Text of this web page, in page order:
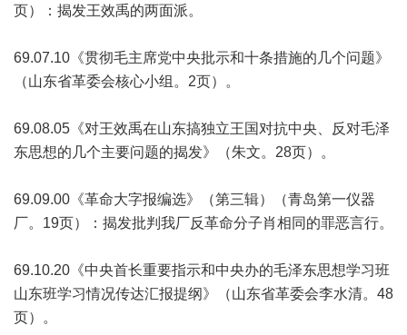
页）：揭发王效禹的两面派。
69.07.10《贯彻毛主席党中央批示和十条措施的几个问题》
（山东省革委会核心小组。2页）。
69.08.05《对王效禹在山东搞独立王国对抗中央、反对毛泽
东思想的几个主要问题的揭发》（朱文。28页）。
69.09.00《革命大字报编选》（第三辑）（青岛第一仪器
厂。19页）：揭发批判我厂反革命分子肖相同的罪恶言行。
69.10.20《中央首长重要指示和中央办的毛泽东思想学习班
山东班学习情况传达汇报提纲》（山东省革委会李水清。48
页）。